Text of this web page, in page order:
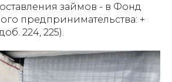
займов - в Фонд
предпринимательства: +
224, 225).